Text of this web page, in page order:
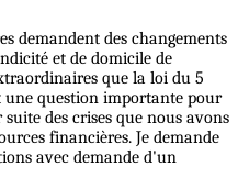
demandent des changements
et de domicile de
que la loi du 5
une question importante pour
des crises que nous avons
financières. Je demande
avec demande d'un